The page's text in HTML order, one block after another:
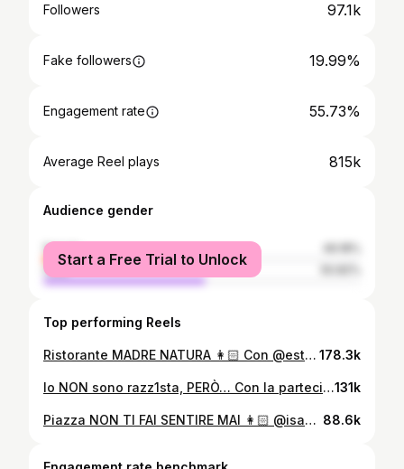
Followers 97.1k
Fake followers 19.99%
Engagement rate 55.73%
Average Reel plays 815k
Audience gender
female
male
Start a Free Trial to Unlock
Top performing Reels
Ristorante MADRE NATURA 👩🏻 Con @ester_pantano ❤️ #isansoni #ciclo #réel #rider #donna 178.3k
Io NON sono razz1sta, PERÒ… Con la partecipazione straordinaria di @stefaniablande #isansoni #bambini #reels #italia #amici131k
Piazza NON TI FAI SENTIRE MAI 👩🏻 @isansoni #isansoni #via #réel #mamma #stress 88.6k